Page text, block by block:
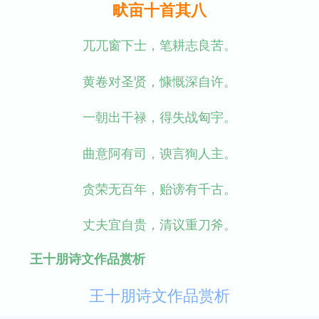
畎亩十首其八
兀兀窗下士，笔耕志良苦。
黄卷对圣贤，慷慨深自许。
一朝出干禄，得失战匈宇。
曲意阿有司，谀言狥人主。
贪荣无百年，贻谤有千古。
丈夫宜自贵，清议重刀斧。
王十朋诗文作品赏析
王十朋诗文作品赏析